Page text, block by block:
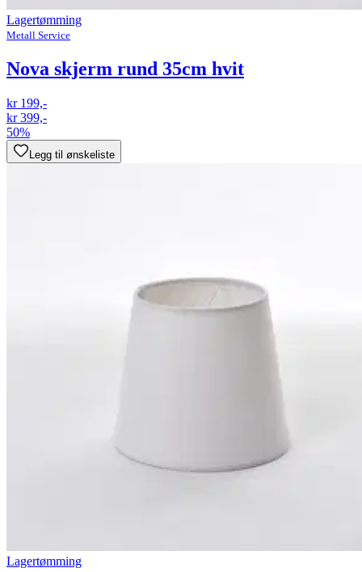
Lagertømming
Metall Service
Nova skjerm rund 35cm hvit
kr 199,-
kr 399,-
50%
Legg til ønskeliste
Lagertømming